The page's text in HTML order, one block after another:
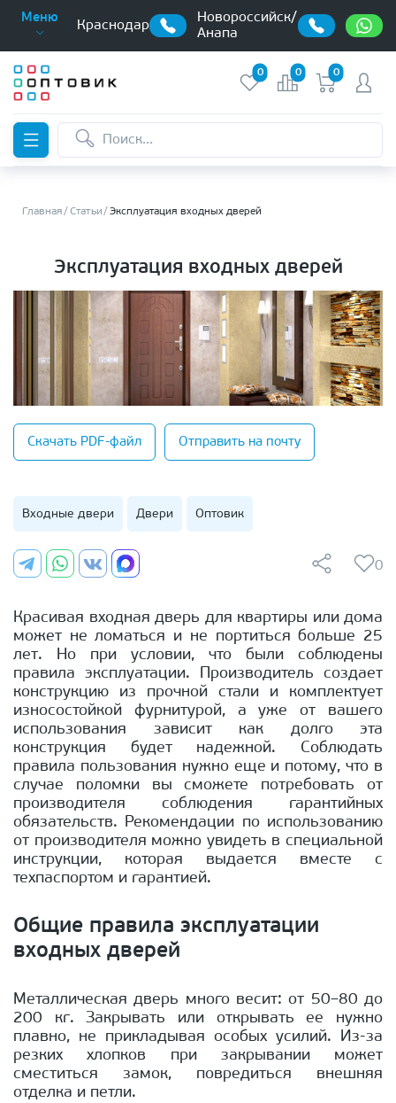
Меню
Краснодар
Новороссийск/
Анапа
0 0 0
Главная Статьи Эксплуатация входных дверей
Эксплуатация входных дверей
Скачать PDF-файл Отправить на почту
Входные двери Двери Оптовик
0
Красивая входная дверь для квартиры или дома
может не ломаться и не портиться больше 25
лет. Но при условии, что были соблюдены
правила эксплуатации. Производитель создает
конструкцию из прочной стали и комплектует
износостойкой фурнитурой, а уже от вашего
использования зависит как долго эта
конструкция будет надежной. Соблюдать
правила пользования нужно еще и потому, что в
случае поломки вы сможете потребовать от
производителя соблюдения гарантийных
обязательств. Рекомендации по использованию
от производителя можно увидеть в специальной
инструкции, которая выдается вместе с
техпаспортом и гарантией.
Общие правила эксплуатации
входных дверей
Металлическая дверь много весит: от 50–80 до
200 кг. Закрывать или открывать ее нужно
плавно, не прикладывая особых усилий. Из-за
резких хлопков при закрывании может
сместиться замок, повредиться внешняя
отделка и петли.